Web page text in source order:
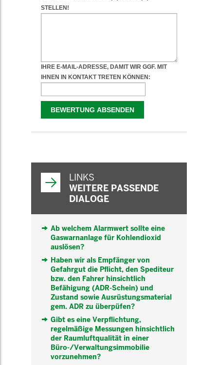
LINKS
WEITERE PASSENDE
DIALOGE
Ab welchem Alarmwert sollte eine
Gaswarnanlage für Kohlendioxid
auslösen?
Haben wir als Empfänger von
Gefahrgut die Pflicht, den Spediteur
bzw. den Fahrer hinsichtlich
Befähigung (ADR-Schein) und
Zustand sowie Ausrüstungsmaterial
gem. ADR zu überpüfen?
Gibt es eine Verpflichtung,
regelmäßige Messungen hinsichtlich
der Raumluftqualität in einer
Büro-/Verwaltungsimmobilie
vorzunehmen?